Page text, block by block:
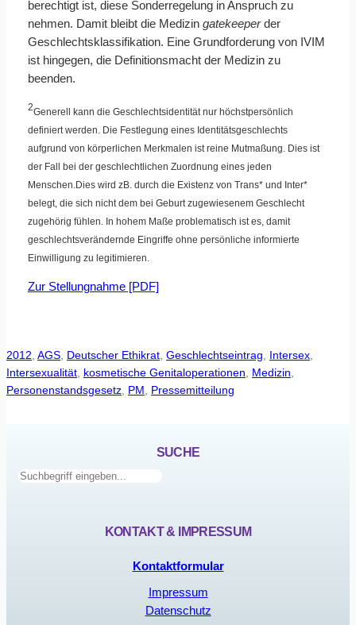
berechtigt ist, diese Sonderregelung in Anspruch zu
nehmen. Damit bleibt die Medizin gatekeeperder
Geschlechtsklassifikation. Eine Grundforderung von IVIM
ist hingegen, die Definitionsmacht der Medizin zu
beenden.
2Generell kann die Geschlechtsidentität nur höchstpersönlich
definiert werden. Die Festlegung eines Identitätsgeschlechts
aufgrund von körperlichen Merkmalen ist reine Mutmaßung. Dies ist
der Fall bei der geschlechtlichen Zuordnung eines jeden
Menschen.Dies wird zB. durch die Existenz von Trans* und Inter*
belegt, die sich nicht dem bei Geburt zugewiesenem Geschlecht
zugehörig fühlen. In hohem Maße problematisch ist es, damit
geschlechtsverändernde Eingriffe ohne persönliche informierte
Einwilligung zu legitimieren.
Zur Stellungnahme [PDF]
2012 AGS Deutscher Ethikrat Geschlechtseintrag Intersex
Intersexualität kosmetische Genitaloperationen Medizin
Personenstandsgesetz PM Pressemitteilung
SUCHE
Suchen
KONTAKT & IMPRESSUM
Kontaktformular
Impressum
Datenschutz